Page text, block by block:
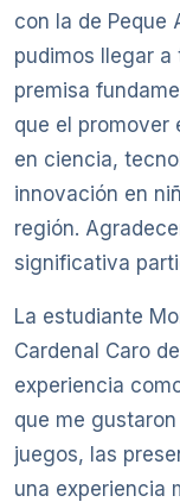
con la de Peque
pudimos llegar a
premisa
que el promover
en ciencia,
innovación en
región.
significativa
La estudiante
Cardenal Caro
experiencia
que me
juegos, las
una experiencia